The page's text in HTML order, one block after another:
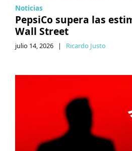
Noticias
PepsiCo supera las
Wall Street
julio 14, 2026 | Ricardo Justo